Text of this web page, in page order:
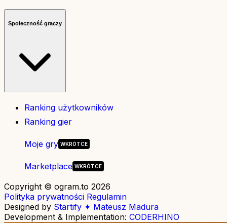
Społeczność graczy
Ranking użytkowników
Ranking gier
Moje gry
Marketplace
Copyright © ogram.to 2026
Polityka prywatności Regulamin
Designed by Startify ✦ Mateusz Madura
Development & Implementation: CODERHINO